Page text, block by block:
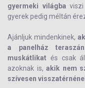
gyermeki világba
gyerek pedig méltán
Ajánljuk mindenkinek,
a panelház
muskátlikat és csak
azoknak is, akik nem
szívesen